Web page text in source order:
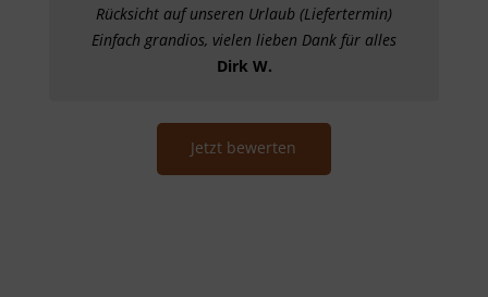
Rücksicht auf unseren Urlaub (Liefertermin)
Einfach grandios, vielen lieben Dank für alles
Dirk W.
Jetzt bewerten